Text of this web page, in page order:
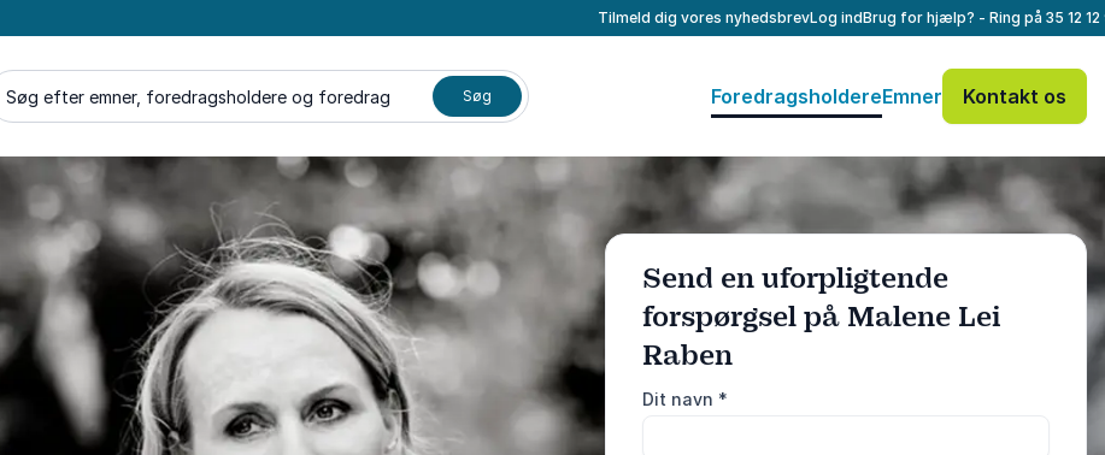
Tilmeld dig vores nyhedsbrevLog indBrug for hjælp? - Ring på 35 12
Søg efter emner, foredragsholdere og foredrag Søg ForedragsholdereEmner Kontakt os
Send en uforpligtende
forspørgsel på Malene Lei
Raben
Dit navn *
: